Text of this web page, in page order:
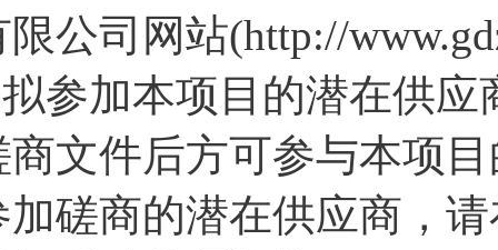
限公司网站(http://
参加本项目的潜在供
商文件后方可参与本项
加磋商的潜在供应商，